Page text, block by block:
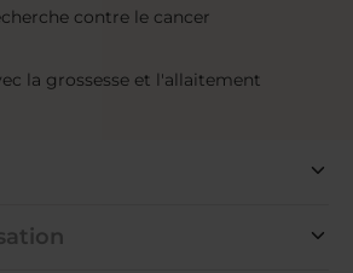
contre le cancer
la grossesse et l'allaitement